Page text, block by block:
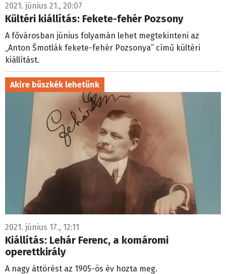
2021. június 21., 20:07
Kültéri kiállítás: Fekete-fehér Pozsony
A fővárosban június folyamán lehet megtekinteni az
„Anton Šmotlák fekete-fehér Pozsonya” című kültéri
kiállítást.
Akire büszkék lehetünk
2021. június 17., 12:11
Kiállítás: Lehár Ferenc, a komáromi
operettkirály
A nagy áttörést az 1905-ös év hozta meg.